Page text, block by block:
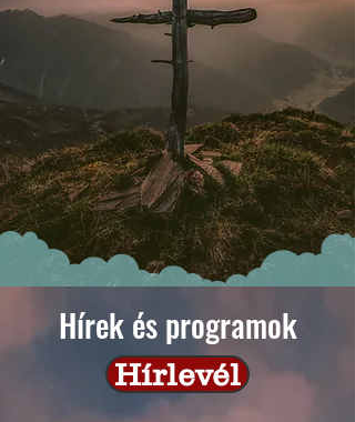
Hírek és programok
Hírlevél